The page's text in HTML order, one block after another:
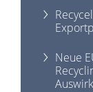
Neue